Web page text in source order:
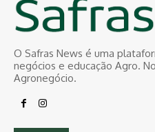
O Safras News é uma
negócios e educação Agro.
Agronegócio.